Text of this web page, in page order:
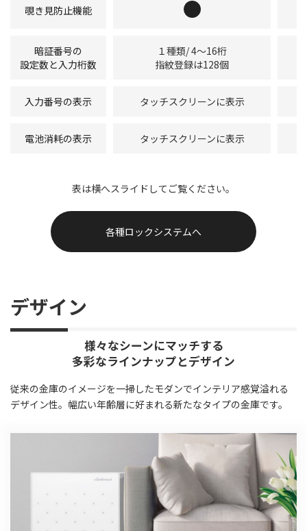
覗き見防止機能
暗証番号の
設定数と入力桁数
１種類/ 4～16桁
指紋登録は128個
入力番号の表示 タッチスクリーンに表示
電池消耗の表示 タッチスクリーンに表示
表は横へスライドしてご覧ください。
各種ロックシステムへ
デザイン
様々なシーンにマッチする
多彩なラインナップとデザイン
従来の金庫のイメージを一掃したモダンでインテリア感覚溢れる
デザイン性。幅広い年齢層に好まれる新たなタイプの金庫です。